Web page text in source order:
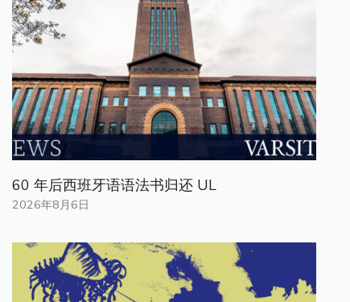
60 年后西班牙语语法书归还 UL
2026年8月6日